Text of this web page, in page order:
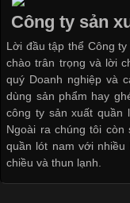
Vải thun là một trong
nhất trong ngành thời
thoải mái khi mặc. Từ
vải thun luôn đóng
Hiện nay, nhu cầu tìm
Xu Hướng Form Áo
Bộ sưu
Nguyên bộ
Công ty sản
Lời đầu tập thể Công
chào trân trọng và lời
quý Doanh nghiệp và
dùng sản phẩm hay
công ty sản xuất quần
Ngoài ra chúng tôi
quần lót nam với
chiều và thun lạnh.